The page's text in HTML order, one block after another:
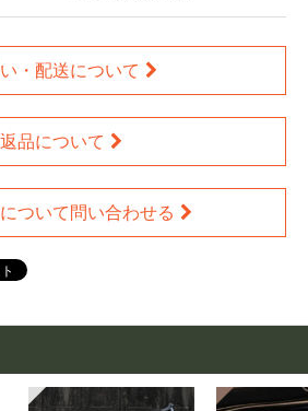
・配送について
返品について
ついて問い合わせる